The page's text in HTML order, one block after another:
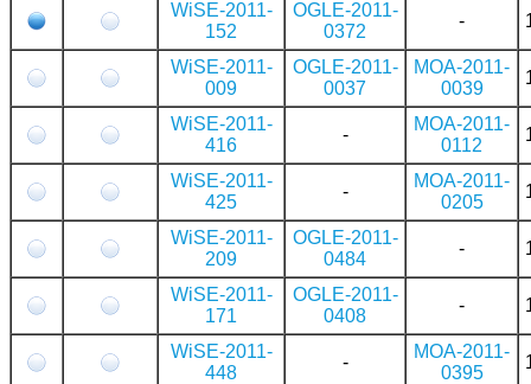
WiSE-2011-
152
OGLE-2011-
0372
-
WiSE-2011-
009
OGLE-2011-
0037
MOA-2011-
0039
WiSE-2011-
416
-
MOA-2011-
0112
WiSE-2011-
425
-
MOA-2011-
0205
WiSE-2011-
209
OGLE-2011-
0484
-
WiSE-2011-
171
OGLE-2011-
0408
-
WiSE-2011-
448
-
MOA-2011-
0395